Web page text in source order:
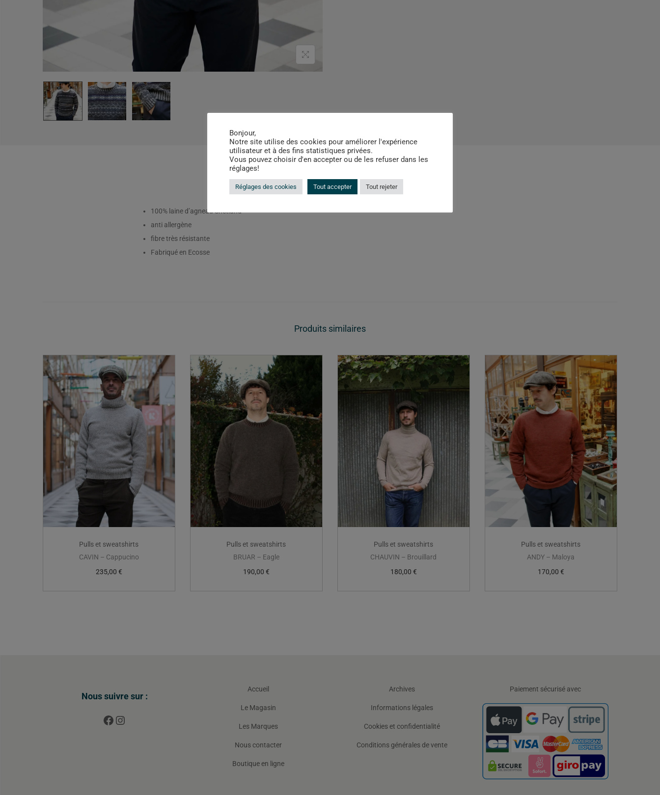
Description Informations complémentaires
100% laine d’agneau Shetland
anti allergène
fibre très résistante
Fabriqué en Ecosse
Produits similaires
Pulls et sweatshirts
CAVIN – Cappucino
235,00 €
Pulls et sweatshirts
BRUAR – Eagle
190,00 €
Pulls et sweatshirts
CHAUVIN – Brouillard
180,00 €
Pulls et sweatshirts
ANDY – Maloya
170,00 €
Nous suivre sur :
Accueil
Le Magasin
Les Marques
Nous contacter
Boutique en ligne
Archives
Informations légales
Cookies et confidentialité
Conditions générales de vente
Paiement sécurisé avec
Bonjour,
Notre site utilise des cookies pour améliorer l'expérience
utilisateur et à des fins statistiques privées.
Vous pouvez choisir d'en accepter ou de les refuser dans les
réglages!
Réglages des cookies Tout accepter Tout rejeter